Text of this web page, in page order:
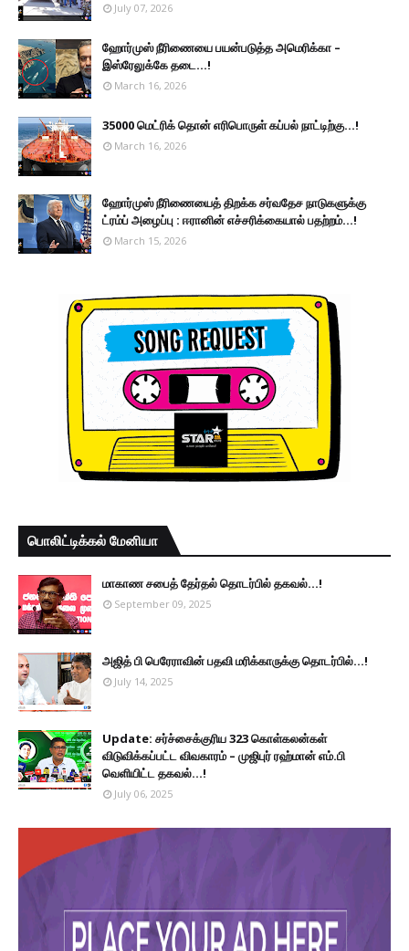
July 07, 2026
ஹோர்முஸ் நீரிணையை பயன்படுத்த அமெரிக்கா –
இஸ்ரேலுக்கே தடை...!
March 16, 2026
35000 மெட்ரிக் தொன் எரிபொருள் கப்பல் நாட்டிற்கு...!
March 16, 2026
ஹோர்முஸ் நீரிணையைத் திறக்க சர்வதேச நாடுகளுக்கு
ட்ரம்ப் அழைப்பு : ஈரானின் எச்சரிக்கையால் பதற்றம்...!
March 15, 2026
பொலிட்டிக்கல் மேனியா
மாகாண சபைத் தேர்தல் தொடர்பில் தகவல்...!
September 09, 2025
அஜித் பி பெரேராவின் பதவி மரிக்காருக்கு தொடர்பில்...!
July 14, 2025
Update: சர்ச்சைக்குரிய 323 கொள்கலன்கள்
விடுவிக்கப்பட்ட விவகாரம் – முஜிபுர் ரஹ்மான் எம்.பி
வெளியிட்ட தகவல்...!
July 06, 2025